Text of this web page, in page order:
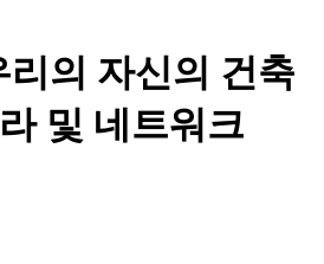
의 자신의 건축
및 네트워크